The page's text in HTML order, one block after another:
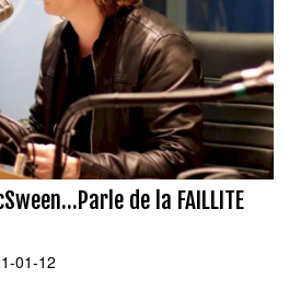
de la FAILLITE
01-12